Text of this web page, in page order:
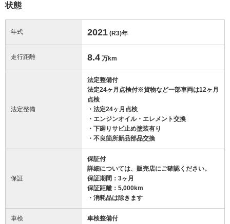
状態
年式 2021 (R3)年
走行距離 8.4 万km
法定整備
法定整備付
法定24ヶ月点検付※貨物など一部車両は12ヶ月
点検
・法定24ヶ月点検
・エンジンオイル・エレメント交換
・下廻りサビ止め塗装有り
・不良箇所新品部品交換
保証
保証付
詳細については、販売店にご確認ください。
保証期間：3ヶ月
保証距離：5,000km
・消耗品は除きます
車検 車検整備付